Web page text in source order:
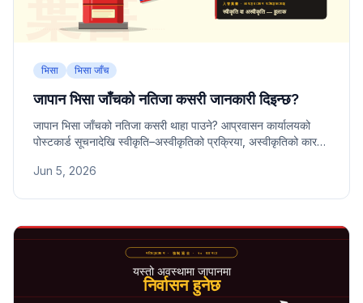
भिसा भिसा जाँच
जापान भिसा जाँचको नतिजा कसरी जानकारी दिइन्छ?
जापान भिसा जाँचको नतिजा कसरी थाहा पाउने? आप्रवासन कार्यालयको
पोस्टकार्ड सूचनादेखि स्वीकृति–अस्वीकृतिको प्रक्रिया, अस्वीकृतिको कारण
Jun 5, 2026